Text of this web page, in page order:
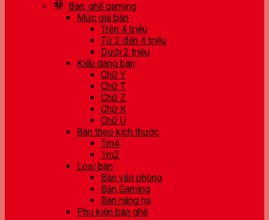
Bàn, ghế gaming
Mức giá bàn
Trên 4 triệu
Từ 2 đến 4 triệu
Dưới 2 triệu
Kiểu dáng bàn
Chữ Y
Chữ T
Chữ Z
Chữ K
Chữ U
Bàn theo kích thước
1m4
1m2
Loại bàn
Bàn văn phòng
Bàn Gaming
Bàn nâng hạ
Phụ kiện bàn ghế